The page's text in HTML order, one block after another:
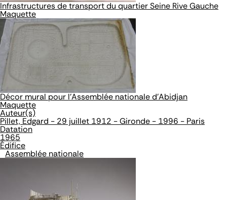
Infrastructures de transport du quartier Seine Rive Gauche
Maquette
Décor mural pour l'Assemblée nationale d'Abidjan
Maquette
Auteur(s)
Pillet, Edgard - 29 juillet 1912 - Gironde - 1996 - Paris
Datation
1965
Édifice
Assemblée nationale